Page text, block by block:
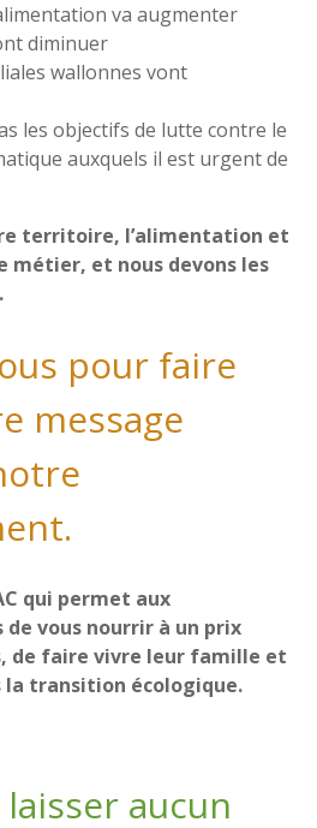
va augmenter
diminuer
wallonnes vont
les objectifs de lutte contre le
auxquels il est urgent de
territoire, l’alimentation et
métier, et nous devons les
pour faire
message
qui permet aux
vous nourrir à un prix
de faire vivre leur famille et
la transition écologique.
aucun